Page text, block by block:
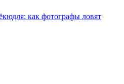
как фотографы ловят